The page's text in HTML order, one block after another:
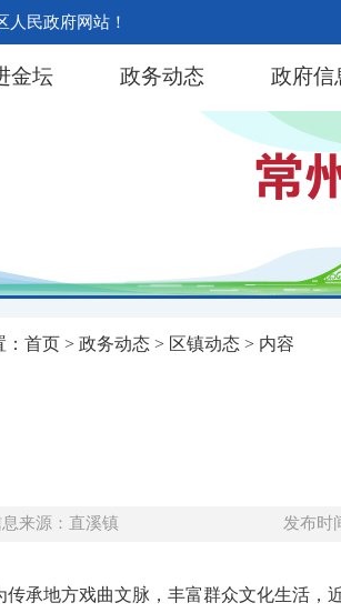
人民政府网站！
金坛 政务动态 政府信
首页 > 政务动态 > 区镇动态 > 内容
来源：直溪镇 发布时
传承地方戏曲文脉，丰富群众文化生活，